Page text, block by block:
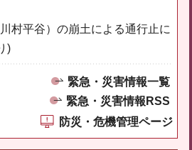
村平谷）の崩土による通行止に
)
緊急・災害情報一覧
緊急・災害情報RSS
防災・危機管理ページ